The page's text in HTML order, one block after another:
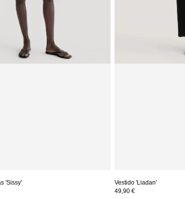
'Sissy'
Vestido 'Liadan'
49,90 €